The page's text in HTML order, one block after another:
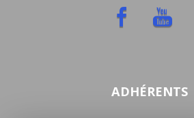
ADHÉRENTS